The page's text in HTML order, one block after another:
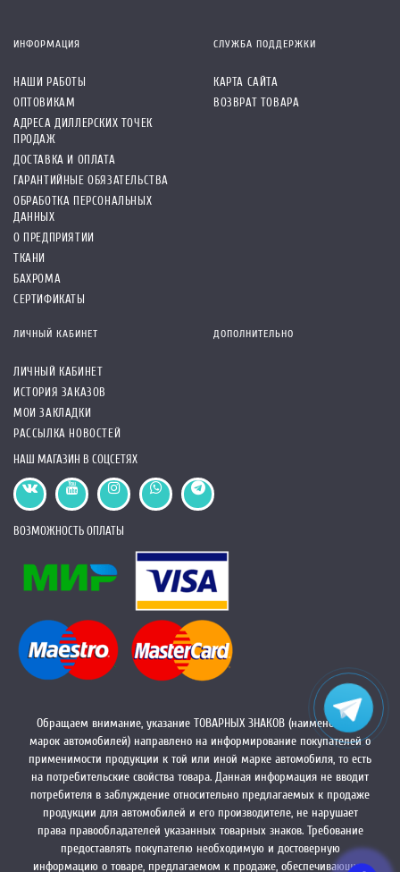
ИНФОРМАЦИЯ
НАШИ РАБОТЫ
ОПТОВИКАМ
АДРЕСА ДИЛЛЕРСКИХ ТОЧЕК
ПРОДАЖ
ДОСТАВКА И ОПЛАТА
ГАРАНТИЙНЫЕ ОБЯЗАТЕЛЬСТВА
ОБРАБОТКА ПЕРСОНАЛЬНЫХ
ДАННЫХ
О ПРЕДПРИЯТИИ
ТКАНИ
БАХРОМА
СЕРТИФИКАТЫ
СЛУЖБА ПОДДЕРЖКИ
КАРТА САЙТА
ВОЗВРАТ ТОВАРА
ЛИЧНЫЙ КАБИНЕТ
ЛИЧНЫЙ КАБИНЕТ
ИСТОРИЯ ЗАКАЗОВ
МОИ ЗАКЛАДКИ
РАССЫЛКА НОВОСТЕЙ
ДОПОЛНИТЕЛЬНО
НАШ МАГАЗИН В СОЦСЕТЯХ
ВОЗМОЖНОСТЬ ОПЛАТЫ
Обращаем внимание, указание ТОВАРНЫХ ЗНАКОВ (наименований
марок автомобилей) направлено на информирование покупателей о
применимости продукции к той или иной марке автомобиля, то есть
на потребительские свойства товара. Данная информация не вводит
потребителя в заблуждение относительно предлагаемых к продаже
продукции для автомобилей и его производителе, не нарушает
права правообладателей указанных товарных знаков. Требование
предоставлять покупателю необходимую и достоверную
информацию о товаре, предлагаемом к продаже, обеспечивающую